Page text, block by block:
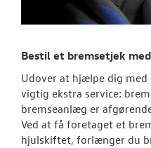
Bestil et bremsetjek
Udover at hjælpe dig
vigtig ekstra service:
bremseanlæg er
Ved at få foretaget et
hjulskiftet, forlænger du